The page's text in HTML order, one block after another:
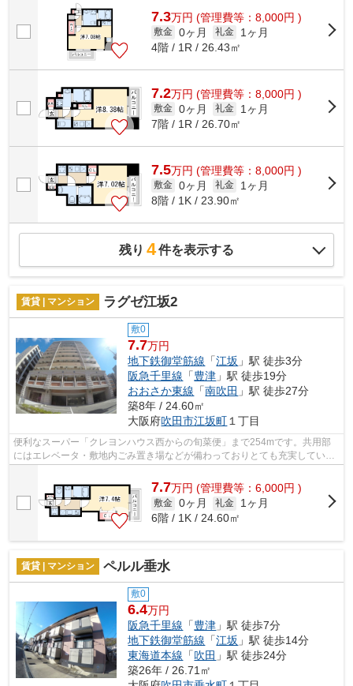
7.3万円 (管理費等：8,000円 )
敷金 0ヶ月 礼金
1ヶ月
4階 / 1R / 26.43㎡
7.2万円 (管理費等：8,000円 )
敷金 0ヶ月 礼金
1ヶ月
7階 / 1R / 26.70㎡
7.5万円 (管理費等：8,000円 )
敷金 0ヶ月 礼金
1ヶ月
8階 / 1K / 23.90㎡
残り 4件を表示する
賃貸 | マンション ラグゼ江坂2
敷0
7.7万円
地下鉄御堂筋線 「江坂 」駅 徒歩3分
阪急千里線 「豊津 」駅 徒歩19分
おおさか東線 「南吹田 」駅 徒歩27分
築8年 / 24.60㎡
大阪府吹田市江坂町 １丁目
便利なスーパー「クレヨンハウス西からの旬菜便」まで254mです。共用部
にはエレベータ・敷地内ごみ置き場などが備わっておりとても充実していま
す。外観タイル張りは、汚れが付きにく...
7.7万円 (管理費等：6,000円 )
敷金 0ヶ月 礼金
1ヶ月
6階 / 1K / 24.60㎡
賃貸 | マンション ペルル垂水
敷0
6.4万円
阪急千里線 「豊津 」駅 徒歩7分
地下鉄御堂筋線 「江坂 」駅 徒歩14分
東海道本線 「吹田 」駅 徒歩24分
築26年 / 26.71㎡